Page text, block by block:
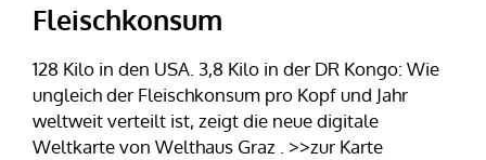
Fleischkonsum
128 Kilo in den USA. 3,8 Kilo in der DR Kongo: Wie
ungleich der Fleischkonsum pro Kopf und Jahr
weltweit verteilt ist, zeigt die neue digitale
Weltkarte von Welthaus Graz . >>zur Karte